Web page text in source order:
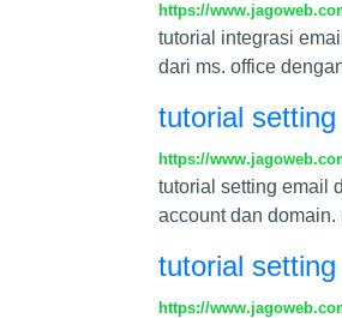
https://
tutorial integrasi
dari ms. office
tutorial
https://
tutorial setting email
account dan
tutorial
https://